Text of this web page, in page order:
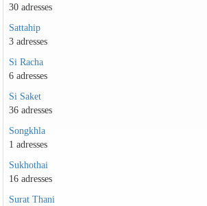
30 adresses
Sattahip
3 adresses
Si Racha
6 adresses
Si Saket
36 adresses
Songkhla
1 adresses
Sukhothai
16 adresses
Surat Thani